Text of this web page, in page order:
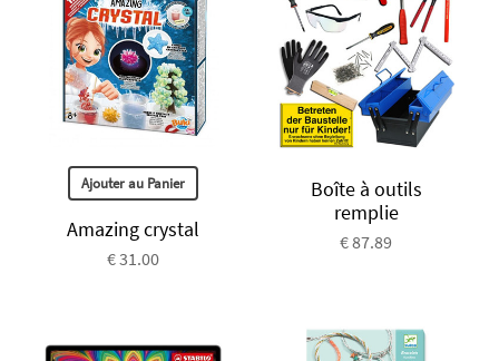
Ajouter au Panier
Amazing crystal
€ 31.00
Boîte à outils
remplie
€ 87.89